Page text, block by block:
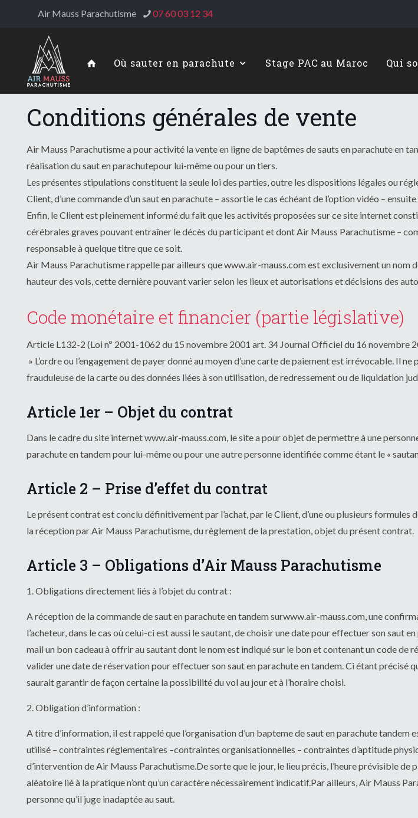
Air Mauss Parachutisme 07 60 03 12 34
Où sauter en parachute Stage PAC au Maroc Qui
Conditions générales de vente
Air Mauss Parachutisme a pour activité la vente en ligne de baptêmes de sauts en parachute en
réalisation du saut en parachutepour lui-même ou pour un tiers.
Les présentes stipulations constituent la seule loi des parties, outre les dispositions légales ou
Client, d’une commande d’un saut en parachute – assortie le cas échéant de l’option vidéo –
Enfin, le Client est pleinement informé du fait que les activités proposées sur ce site internet
cérébrales graves pouvant entraîner le décès du participant et dont Air Mauss Parachutisme –
responsable à quelque titre que ce soit.
Air Mauss Parachutisme rappelle par ailleurs que www.air-mauss.com est exclusivement un nom
hauteur des vols, cette dernière pouvant varier selon les lieux et autorisations et décisions des
Code monétaire et financier (partie législative)
Article L132-2 (Loi nº 2001-1062 du 15 novembre 2001 art. 34 Journal Officiel du 16 novembre
» L’ordre ou l’engagement de payer donné au moyen d’une carte de paiement est irrévocable. Il
frauduleuse de la carte ou des données liées à son utilisation, de redressement ou de liquidation
Article 1er – Objet du contrat
Dans le cadre du site internet www.air-mauss.com, le site a pour objet de permettre à une
parachute en tandem pour lui-même ou pour une autre personne identifiée comme étant le «
Article 2 – Prise d’effet du contrat
Le présent contrat est conclu définitivement par l’achat, par le Client, d’une ou plusieurs
la réception par Air Mauss Parachutisme, du règlement de la prestation, objet du présent contrat.
Article 3 – Obligations d’Air Mauss Parachutisme
1. Obligations directement liés à l’objet du contrat :
A réception de la commande de saut en parachute en tandem surwww.air-mauss.com, une
l’acheteur, dans le cas où celui-ci est aussi le sautant, de choisir une date pour effectuer son saut
mail un bon cadeau à offrir au sautant dont le nom est indiqué sur le bon et contenant un code
valider une date de réservation pour effectuer son saut en parachute en tandem. Ci étant précisé
saurait garantir de façon certaine la possibilité du vol au jour et à l’horaire choisi.
2. Obligation d’information :
A titre d’information, il est rappelé que l’organisation d’un bapteme de saut en parachute
utilisé – contraintes réglementaires –contraintes organisationnelles – contraintes d’aptitude
d’intervention de Air Mauss Parachutisme.De sorte que le jour, le lieu précis, l’heure prévisible
aléatoire lié à la pratique n’ont qu’un caractère nécessairement indicatif.Par ailleurs, Air Mauss
personne qu’il juge inadaptée au saut.